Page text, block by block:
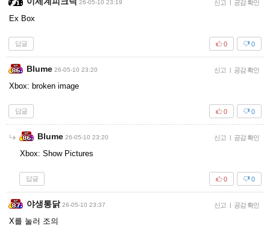
26-05-10 23:19 신고 | 공감 확인
Ex Box
답글 0
0
Blume 26-05-10 23:20 신고 | 공감 확인
Xbox: broken image
답글 0
0
Blume 26-05-10 23:20 신고 | 공감 확인
Xbox: Show Pictures
답글 0
0
야생통닭 26-05-10 23:37 신고 | 공감 확인
X를 눌러 조의